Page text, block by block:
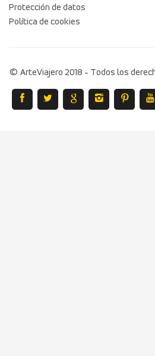
Protección de datos
Política de cookies
© ArteViajero 2018 - Todos los